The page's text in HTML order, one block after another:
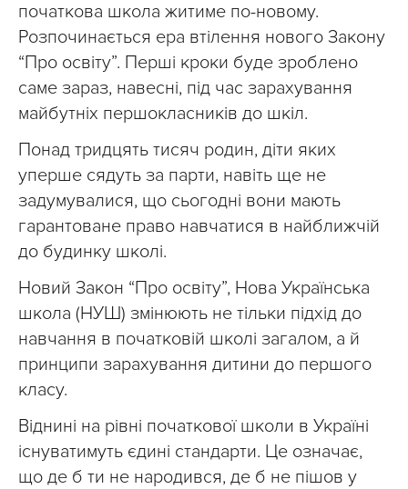
початкова школа житиме по-новому.
Розпочинається ера втілення нового Закону
“Про освіту”. Перші кроки буде зроблено
саме зараз, навесні, під час зарахування
майбутніх першокласників до шкіл.
Понад тридцять тисяч родин, діти яких
уперше сядуть за парти, навіть ще не
задумувалися, що сьогодні вони мають
гарантоване право навчатися в найближчій
до будинку школі.
Новий Закон “Про освіту”, Нова Українська
школа (НУШ) змінюють не тільки підхід до
навчання в початковій школі загалом, а й
принципи зарахування дитини до першого
класу.
Віднині на рівні початкової школи в Україні
існуватимуть єдині стандарти. Це означає,
що де б ти не народився, де б не пішов у